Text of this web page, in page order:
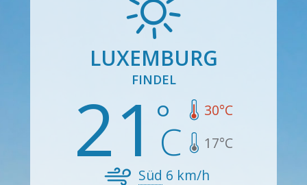
LUXEMBURG
FINDEL
21 30°C
17°C
Süd 6 km/h